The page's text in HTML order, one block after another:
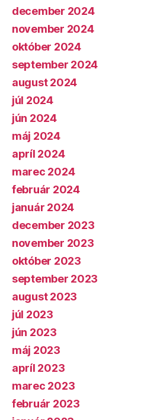
december 2024
november 2024
október 2024
september 2024
august 2024
júl 2024
jún 2024
máj 2024
apríl 2024
marec 2024
február 2024
január 2024
december 2023
november 2023
október 2023
september 2023
august 2023
júl 2023
jún 2023
máj 2023
apríl 2023
marec 2023
február 2023